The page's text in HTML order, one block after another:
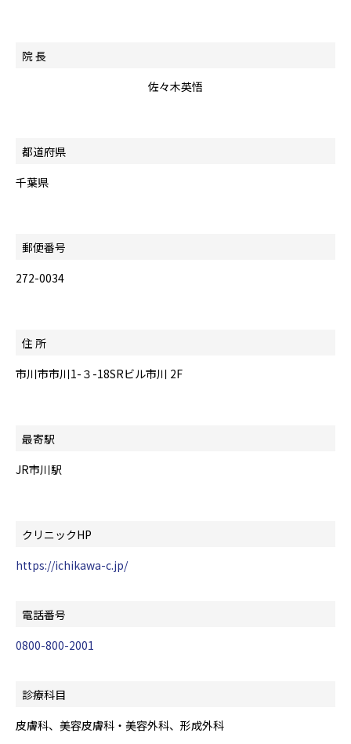
院 長
佐々木英悟
都道府県
千葉県
郵便番号
272-0034
住 所
市川市市川1-３-18SRビル市川 2F
最寄駅
JR市川駅
クリニックHP
https://ichikawa-c.jp/
電話番号
0800-800-2001
診療科目
皮膚科、美容皮膚科・美容外科、形成外科